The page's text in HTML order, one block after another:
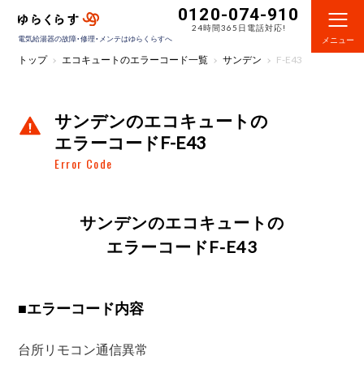
電気給湯器の故障・修理・メンテはゆらくらすへ
0120-074-910
24時間365日電話対応!
メニュー
トップ エコキュートのエラーコード一覧 サンデン F-E43
サンデンのエコキュートの
エラーコードF-E43
Error Code
サンデンのエコキュートの
エラーコードF-E43
■エラーコード内容
台所リモコン通信異常